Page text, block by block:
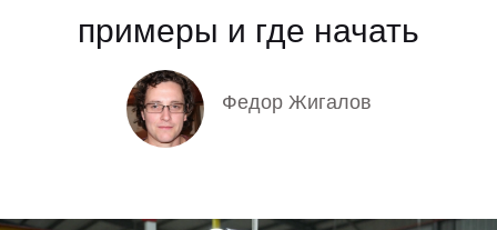
примеры и где начать
Федор Жигалов